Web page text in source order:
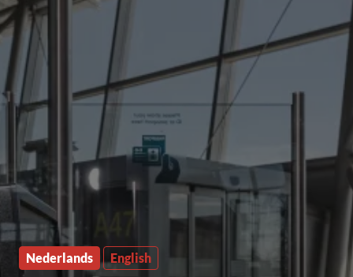
Nederlands English